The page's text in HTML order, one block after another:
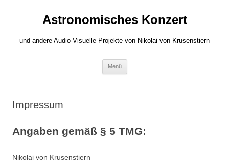
Astronomisches Konzert
und andere Audio-Visuelle Projekte von Nikolai von Krusenstiern
Menü
Impressum
Angaben gemäß § 5 TMG:
Nikolai von Krusenstiern